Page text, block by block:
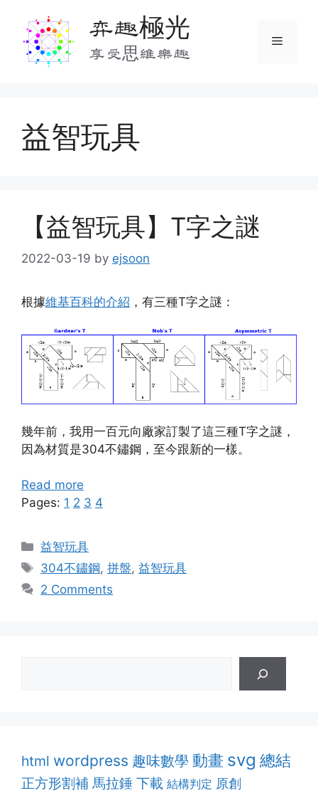
content
弈趣極光
享受思維樂趣
Menu
益智玩具
【益智玩具】T字之謎
2022-03-19 by ejsoon
根據維基百科的介紹 ，有三種T字之謎：
幾年前，我用一百元向廠家訂製了這三種T字之謎，
因為材質是304不鏽鋼，至今跟新的一樣。
Read more
Pages: 1 2 3 4
Categories
益智玩具
Tags
304不鏽鋼,拼盤,益智玩具
2 Comments
html wordpress 趣味數學 動畫 svg 總結
正方形割補 馬拉錘 下載 結構判定 原創